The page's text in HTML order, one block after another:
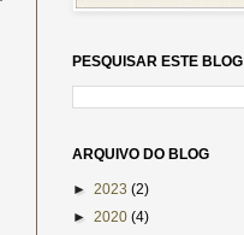
PESQUISAR ESTE BLOG
ARQUIVO DO BLOG
► 2023 (2)
► 2020 (4)